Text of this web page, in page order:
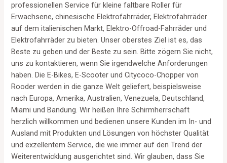
professionellen Service für kleine faltbare Roller für
Erwachsene, chinesische Elektrofahrräder, Elektrofahrräder
auf dem italienischen Markt, Elektro-Offroad-Fahrräder und
Elektrofahrräder zu bieten. Unser oberstes Ziel ist es, das
Beste zu geben und der Beste zu sein. Bitte zögern Sie nicht,
uns zu kontaktieren, wenn Sie irgendwelche Anforderungen
haben. Die E-Bikes, E-Scooter und Citycoco-Chopper von
Rooder werden in die ganze Welt geliefert, beispielsweise
nach Europa, Amerika, Australien, Venezuela, Deutschland,
Miami und Bandung. Wir heißen Ihre Schirmherrschaft
herzlich willkommen und bedienen unsere Kunden im In- und
Ausland mit Produkten und Lösungen von höchster Qualität
und exzellentem Service, die wie immer auf den Trend der
Weiterentwicklung ausgerichtet sind. Wir glauben, dass Sie